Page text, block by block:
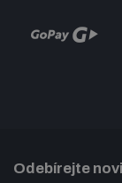
Odebírejte